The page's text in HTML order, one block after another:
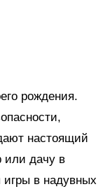
рождения.
настоящий
или дачу в
в надувных